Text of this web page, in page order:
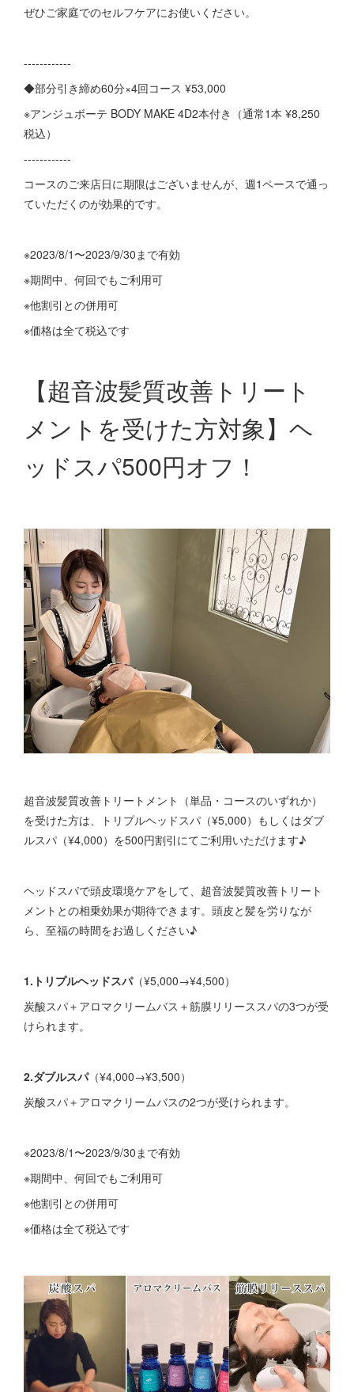
ぜひご家庭でのセルフケアにお使いください。
------------
◆部分引き締め60分×4回コース ¥53,000
※アンジュボーテ BODY MAKE 4D2本付き（通常1本 ¥8,250
税込）
------------
コースのご来店日に期限はございませんが、週1ペースで通っ
ていただくのが効果的です。
※2023/8/1〜2023/9/30まで有効
※期間中、何回でもご利用可
※他割引との併用可
※価格は全て税込です
【超音波髪質改善トリート
メントを受けた方対象】ヘ
ッドスパ500円オフ！
超音波髪質改善トリートメント（単品・コースのいずれか）
を受けた方は、トリプルヘッドスパ（¥5,000）もしくはダブ
ルスパ（¥4,000）を500円割引にてご利用いただけます♪
ヘッドスパで頭皮環境ケアをして、超音波髪質改善トリート
メントとの相乗効果が期待できます。頭皮と髪を労りなが
ら、至福の時間をお過しください♪
1.トリプルヘッドスパ（¥5,000→¥4,500）
炭酸スパ＋アロマクリームバス＋筋膜リリーススパの3つが受
けられます。
2.ダブルスパ（¥4,000→¥3,500）
炭酸スパ＋アロマクリームバスの2つが受けられます。
※2023/8/1〜2023/9/30まで有効
※期間中、何回でもご利用可
※他割引との併用可
※価格は全て税込です